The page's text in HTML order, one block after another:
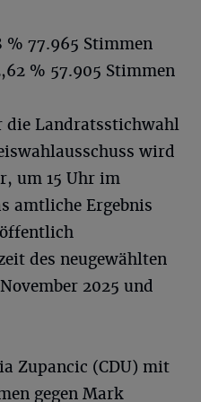
% 77.965 Stimmen
% 57.905 Stimmen
die Landratsstichwahl
wird
um 15 Uhr im
amtliche Ergebnis
des neugewählten
2025 und
Zupancic (CDU) mit
gegen Mark